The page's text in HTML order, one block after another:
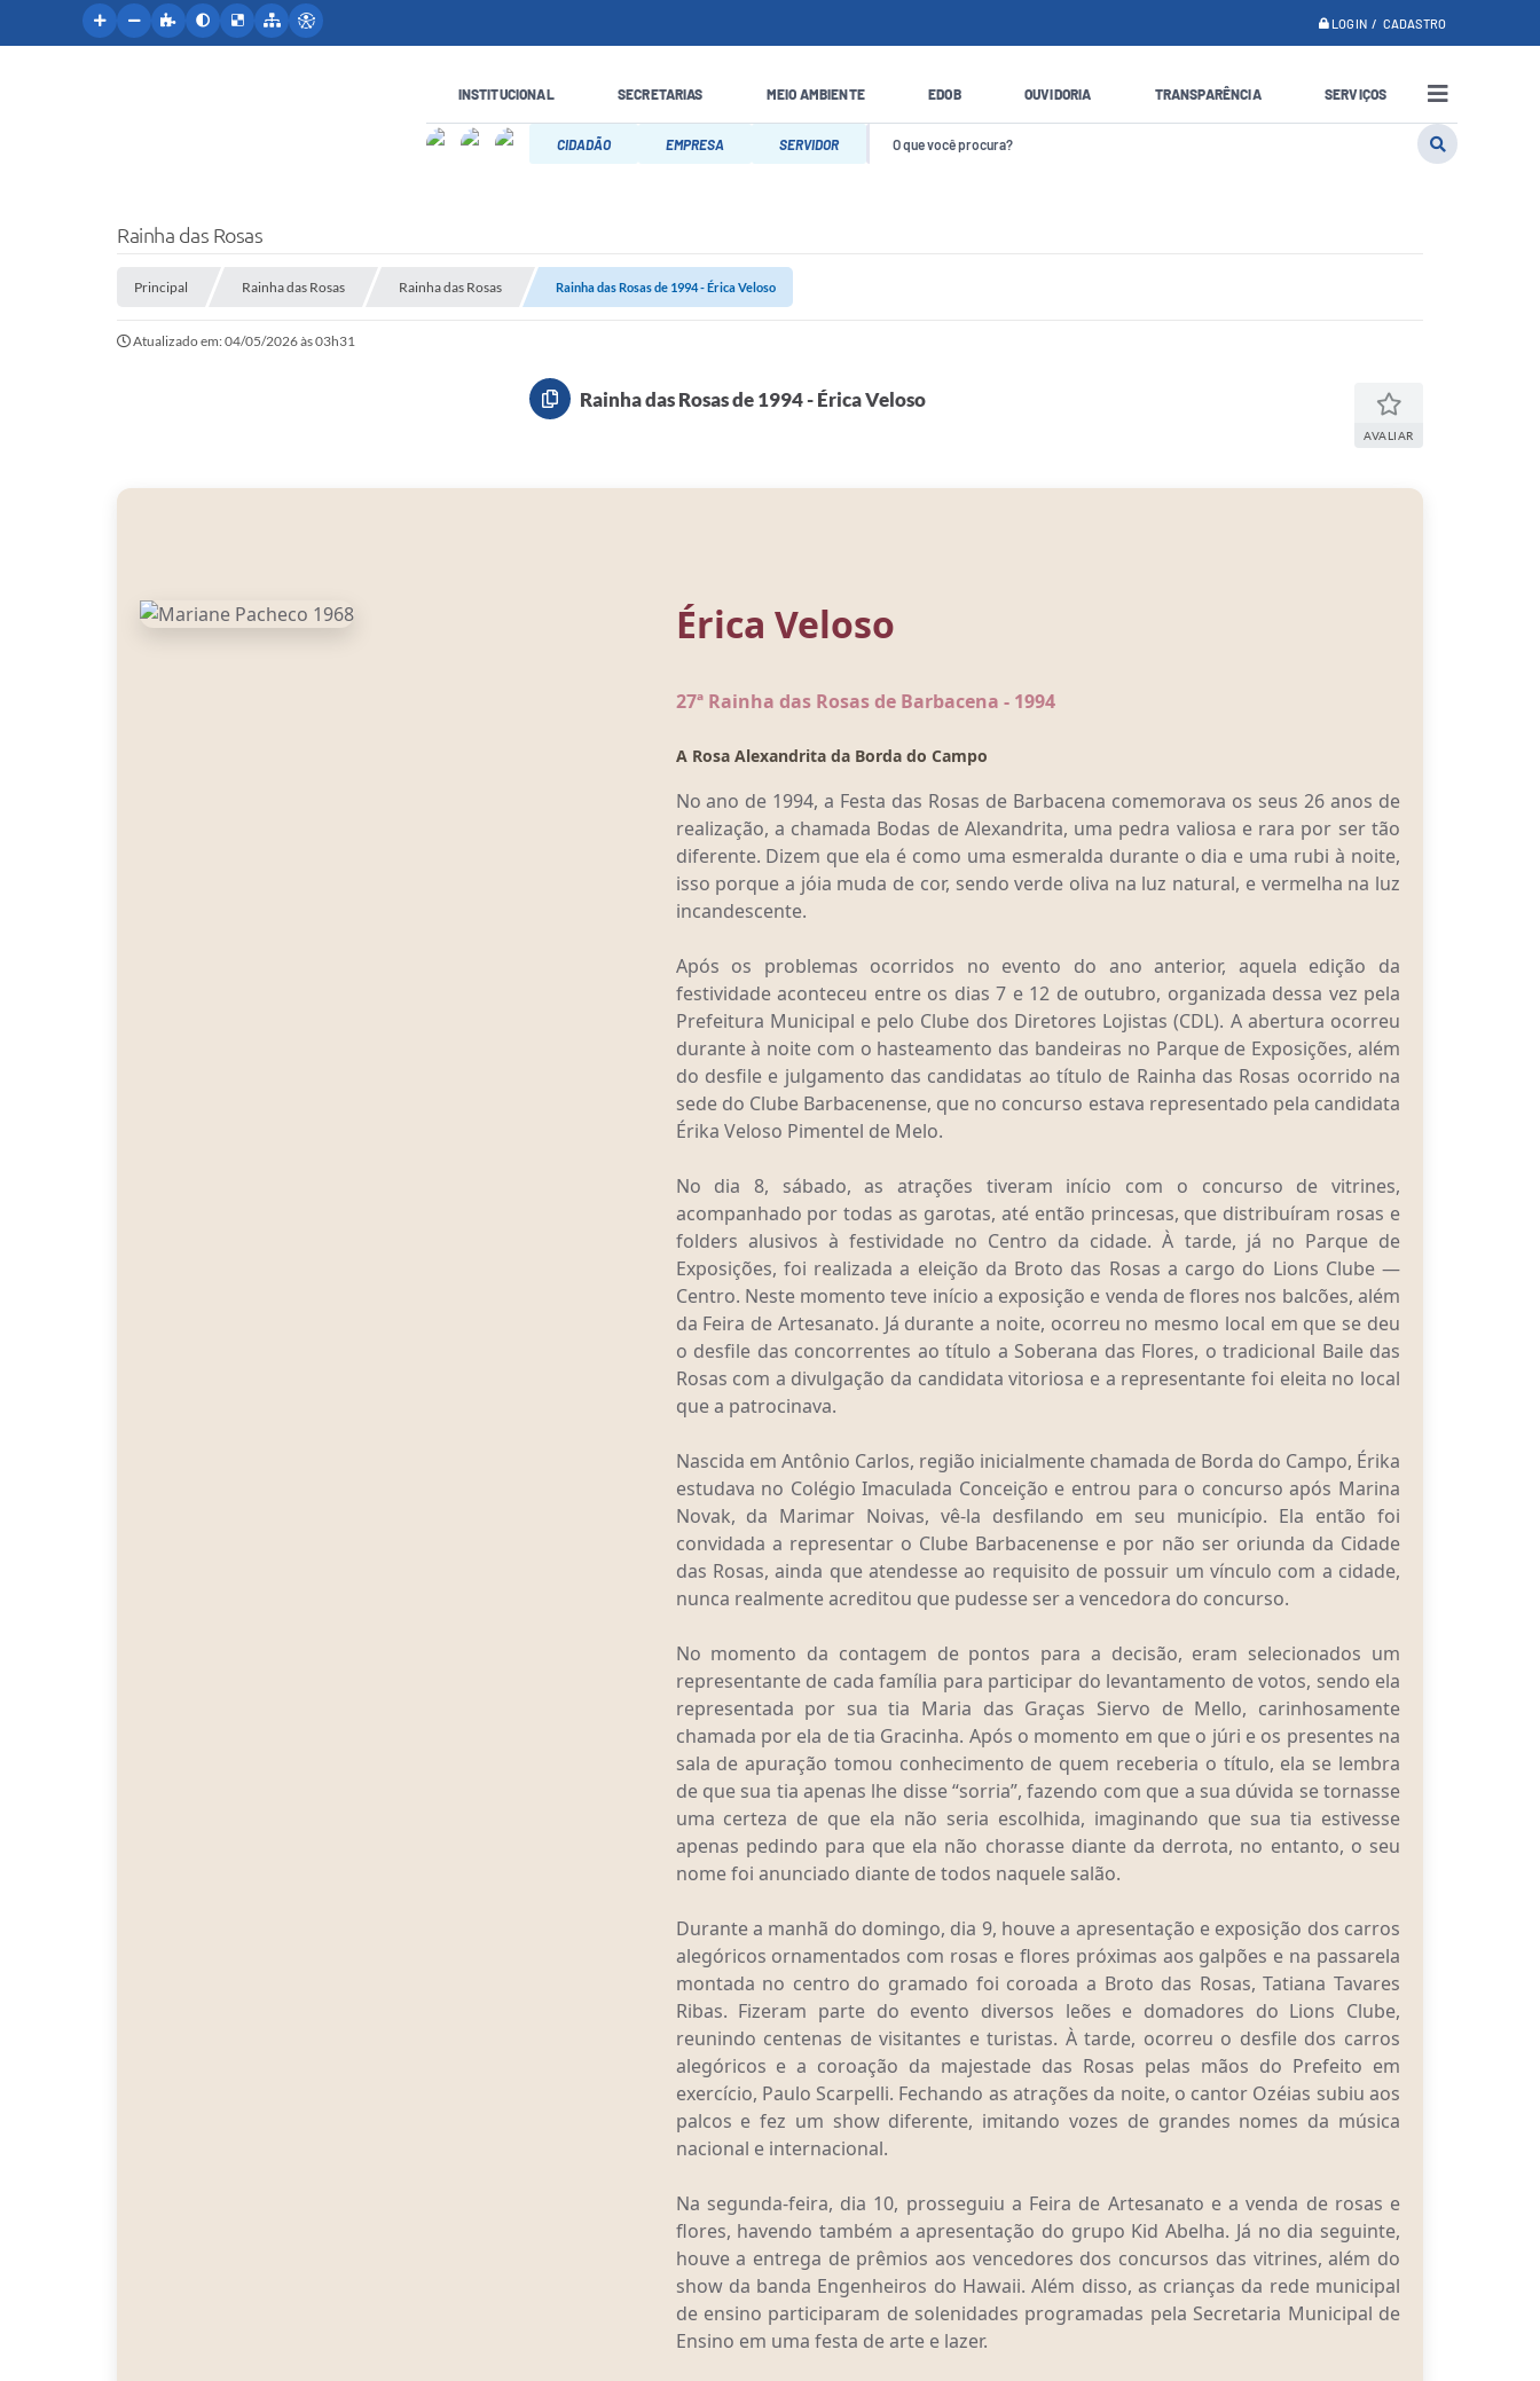
LOGIN / CADASTRO
INSTITUCIONAL SECRETARIAS MEIO AMBIENTE EDOB OUVIDORIA TRANSPARÊNCIA SERVIÇOS
CIDADÃO EMPRESA SERVIDOR
Rainha das Rosas
Principal Rainha das Rosas Rainha das Rosas Rainha das Rosas de 1994 - Érica Veloso
Atualizado em: 04/05/2026 às 03h31
Rainha das Rosas de 1994 - Érica Veloso
AVALIAR
Érica Veloso
27ª Rainha das Rosas de Barbacena - 1994
A Rosa Alexandrita da Borda do Campo
No ano de 1994, a Festa das Rosas de Barbacena comemorava os seus 26 anos de
realização, a chamada Bodas de Alexandrita, uma pedra valiosa e rara por ser tão
diferente. Dizem que ela é como uma esmeralda durante o dia e uma rubi à noite,
isso porque a jóia muda de cor, sendo verde oliva na luz natural, e vermelha na luz
incandescente.
Após os problemas ocorridos no evento do ano anterior, aquela edição da
festividade aconteceu entre os dias 7 e 12 de outubro, organizada dessa vez pela
Prefeitura Municipal e pelo Clube dos Diretores Lojistas (CDL). A abertura ocorreu
durante à noite com o hasteamento das bandeiras no Parque de Exposições, além
do desfile e julgamento das candidatas ao título de Rainha das Rosas ocorrido na
sede do Clube Barbacenense, que no concurso estava representado pela candidata
Érika Veloso Pimentel de Melo.
No dia 8, sábado, as atrações tiveram início com o concurso de vitrines,
acompanhado por todas as garotas, até então princesas, que distribuíram rosas e
folders alusivos à festividade no Centro da cidade. À tarde, já no Parque de
Exposições, foi realizada a eleição da Broto das Rosas a cargo do Lions Clube —
Centro. Neste momento teve início a exposição e venda de flores nos balcões, além
da Feira de Artesanato. Já durante a noite, ocorreu no mesmo local em que se deu
o desfile das concorrentes ao título a Soberana das Flores, o tradicional Baile das
Rosas com a divulgação da candidata vitoriosa e a representante foi eleita no local
que a patrocinava.
Nascida em Antônio Carlos, região inicialmente chamada de Borda do Campo, Érika
estudava no Colégio Imaculada Conceição e entrou para o concurso após Marina
Novak, da Marimar Noivas, vê-la desfilando em seu município. Ela então foi
convidada a representar o Clube Barbacenense e por não ser oriunda da Cidade
das Rosas, ainda que atendesse ao requisito de possuir um vínculo com a cidade,
nunca realmente acreditou que pudesse ser a vencedora do concurso.
No momento da contagem de pontos para a decisão, eram selecionados um
representante de cada família para participar do levantamento de votos, sendo ela
representada por sua tia Maria das Graças Siervo de Mello, carinhosamente
chamada por ela de tia Gracinha. Após o momento em que o júri e os presentes na
sala de apuração tomou conhecimento de quem receberia o título, ela se lembra
de que sua tia apenas lhe disse “sorria”, fazendo com que a sua dúvida se tornasse
uma certeza de que ela não seria escolhida, imaginando que sua tia estivesse
apenas pedindo para que ela não chorasse diante da derrota, no entanto, o seu
nome foi anunciado diante de todos naquele salão.
Durante a manhã do domingo, dia 9, houve a apresentação e exposição dos carros
alegóricos ornamentados com rosas e flores próximas aos galpões e na passarela
montada no centro do gramado foi coroada a Broto das Rosas, Tatiana Tavares
Ribas. Fizeram parte do evento diversos leões e domadores do Lions Clube,
reunindo centenas de visitantes e turistas. À tarde, ocorreu o desfile dos carros
alegóricos e a coroação da majestade das Rosas pelas mãos do Prefeito em
exercício, Paulo Scarpelli. Fechando as atrações da noite, o cantor Ozéias subiu aos
palcos e fez um show diferente, imitando vozes de grandes nomes da música
nacional e internacional.
Na segunda-feira, dia 10, prosseguiu a Feira de Artesanato e a venda de rosas e
flores, havendo também a apresentação do grupo Kid Abelha. Já no dia seguinte,
houve a entrega de prêmios aos vencedores dos concursos das vitrines, além do
show da banda Engenheiros do Hawaii. Além disso, as crianças da rede municipal
de ensino participaram de solenidades programadas pela Secretaria Municipal de
Ensino em uma festa de arte e lazer.